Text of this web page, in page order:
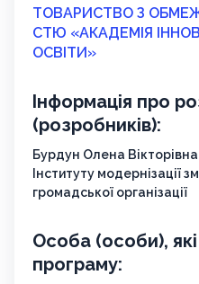
ТОВАРИСТВО З
СТЮ «АКАДЕМІЯ
ОСВІТИ»
Інформація про
(розробників):
Бурдун Олена
Інституту модернізації
громадської організації
Особа (особи),
програму: